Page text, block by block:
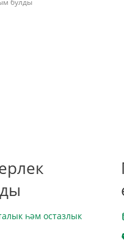
һәм остазлык